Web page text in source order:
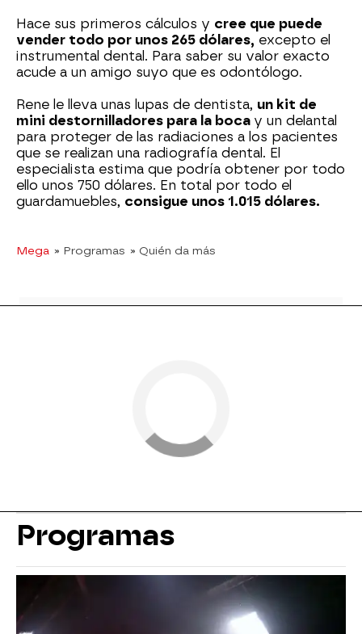
Hace sus primeros cálculos y cree que puede
vender todo por unos 265 dólares, excepto el
instrumental dental. Para saber su valor exacto
acude a un amigo suyo que es odontólogo.
Rene le lleva unas lupas de dentista, un kit de
mini destornilladores para la boca y un delantal
para proteger de las radiaciones a los pacientes
que se realizan una radiografía dental. El
especialista estima que podría obtener por todo
ello unos 750 dólares. En total por todo el
guardamuebles, consigue unos 1.015 dólares.
Mega » Programas » Quién da más
Programas